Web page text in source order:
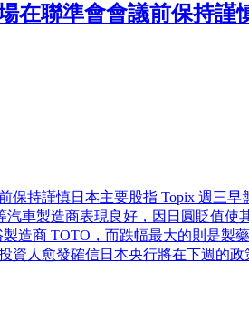
在聯準會會議前保持謹
持謹慎日本主要股指 Topix 週三
車製造商表現良好，因日圓貶值
造商 TOTO，而跌幅最大的則是製
資人愈發確信日本央行將在下週的